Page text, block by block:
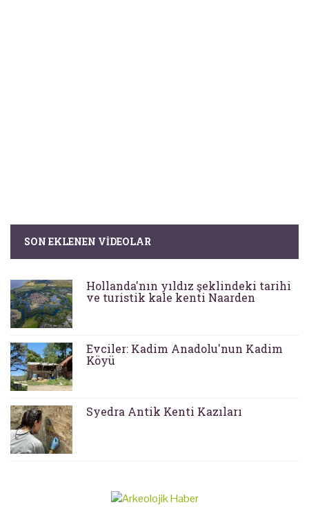
SON EKLENEN VIDEOLAR
Hollanda'nın yıldız şeklindeki tarihi
ve turistik kale kenti Naarden
Evciler: Kadim Anadolu'nun Kadim
Köyü
Syedra Antik Kenti Kazıları